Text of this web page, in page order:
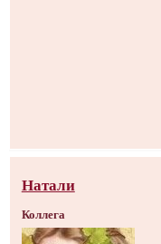
Натали
Коллега